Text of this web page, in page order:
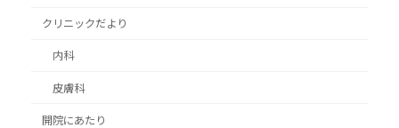
クリニックだより
内科
皮膚科
開院にあたり